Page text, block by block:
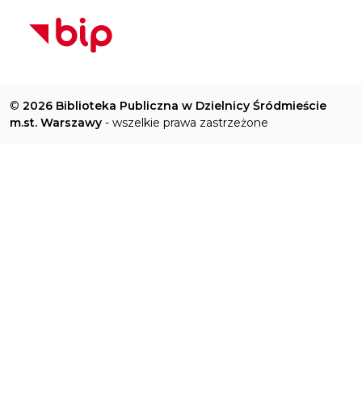
© 2026 Biblioteka Publiczna w Dzielnicy Śródmieście
m.st. Warszawy - wszelkie prawa zastrzeżone